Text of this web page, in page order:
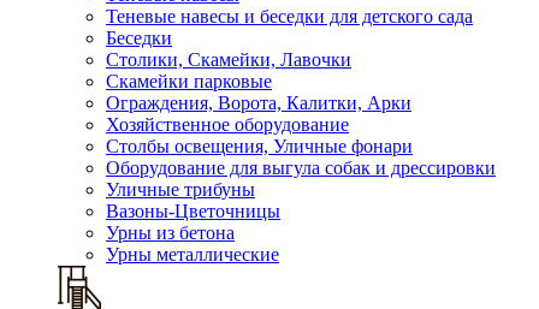
Теневые навесы и беседки для детского сада
Беседки
Столики, Скамейки, Лавочки
Скамейки парковые
Ограждения, Ворота, Калитки, Арки
Хозяйственное оборудование
Столбы освещения, Уличные фонари
Оборудование для выгула собак и дрессировки
Уличные трибуны
Вазоны-Цветочницы
Урны из бетона
Урны металлические